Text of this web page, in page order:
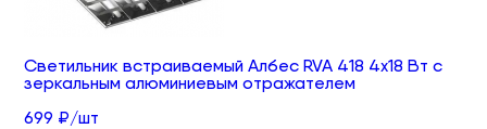
Светильник встраиваемый Албес RVA 418 4х18 Вт с
зеркальным алюминиевым отражателем
699 ₽/шт